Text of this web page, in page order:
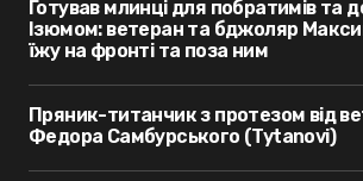
Готував млинці для побратимів та
Ізюмом: ветеран та бджоляр
їжу на фронті та поза ним
Пряник-титанчик з протезом від
Федора Самбурського (Tytanovi)